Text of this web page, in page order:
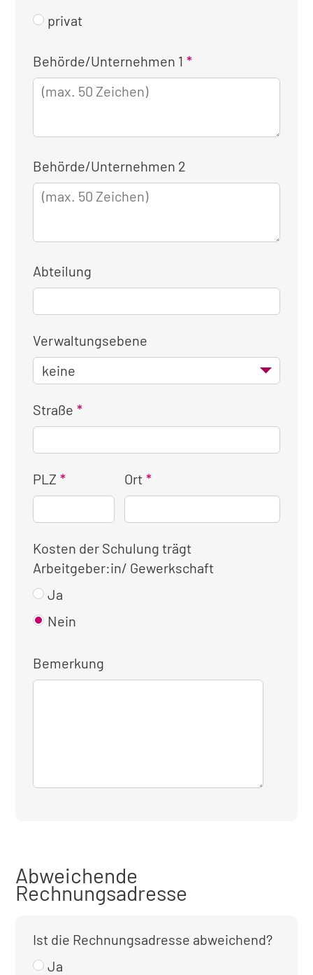
privat
Kontaktinformationen
für
die
Behörde/Unternehmen 1
Behörde/Unternehmen 2
Abteilung
Verwaltungsebene
Straße
PLZ Ort
Kosten der Schulung trägt
Arbeitgeber:in/ Gewerkschaft
Ja
Nein
Bemerkung
Abweichende
Rechnungsadresse
Ist die Rechnungsadresse abweichend?
Ja